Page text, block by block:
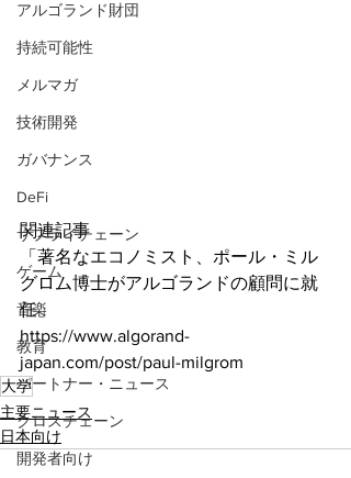
アルゴランド財団
持続可能性
メルマガ
技術開発
ガバナンス
DeFi
サプライチェーン
ゲーム
音楽
教育
パートナー・ニュース
クロスチェーン
開発者向け
関連記事
「著名なエコノミスト、ポール・ミル
グロム博士がアルゴランドの顧問に就
任」
https://www.algorand-
japan.com/post/paul-milgrom
大学
主要ニュース
日本向け